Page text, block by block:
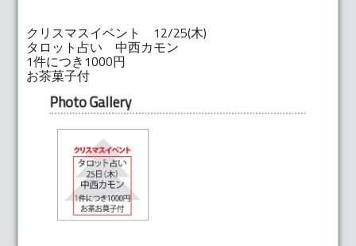
クリスマスイベント 12/25(木)
タロット占い 中西カモン
1件につき1000円
お茶菓子付
Photo Gallery